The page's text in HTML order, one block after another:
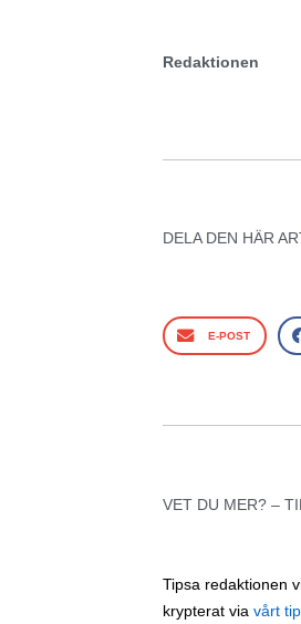
Redaktionen
DELA DEN HÄR
E-POST
VET DU MER? –
Tipsa redaktionen
krypterat via vårt